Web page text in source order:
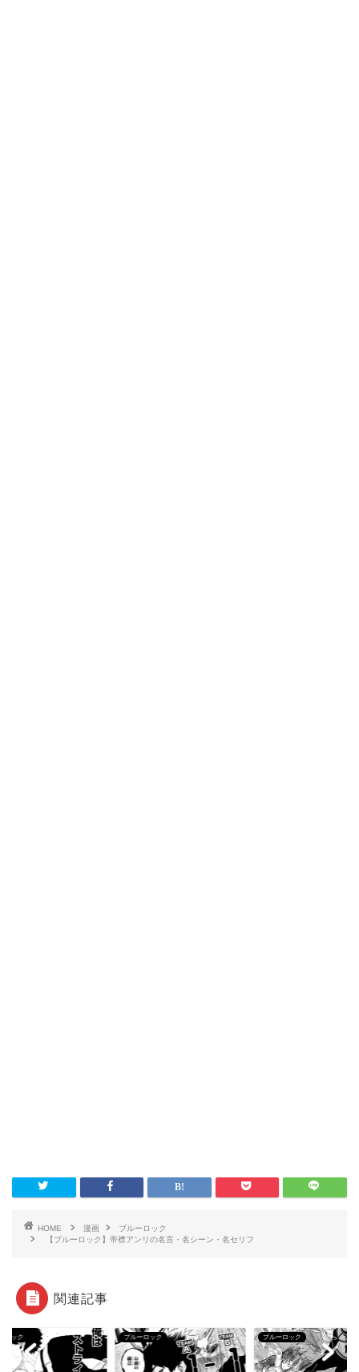
HOME 漫画
ブルーロック
【ブルーロック】帝襟アンリの名言・名シーン・名セリフ
関連記事
ロック ブルーロック ブルーロック